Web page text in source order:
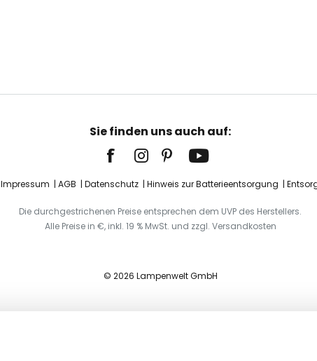
Sie finden uns auch auf:
Impressum AGB Datenschutz Hinweis zur Batterieentsorgung
Die durchgestrichenen Preise entsprechen dem UVP des Herstellers.
Alle Preise in €, inkl. 19 % MwSt. und zzgl. Versandkosten
© 2026 Lampenwelt GmbH